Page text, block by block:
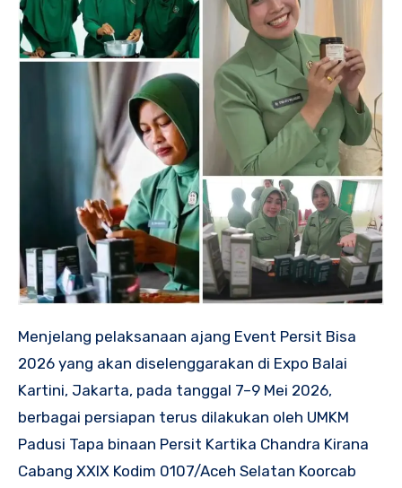
Menjelang pelaksanaan ajang Event Persit Bisa
2026 yang akan diselenggarakan di Expo Balai
Kartini, Jakarta, pada tanggal 7–9 Mei 2026,
berbagai persiapan terus dilakukan oleh UMKM
Padusi Tapa binaan Persit Kartika Chandra Kirana
Cabang XXIX Kodim 0107/Aceh Selatan Koorcab